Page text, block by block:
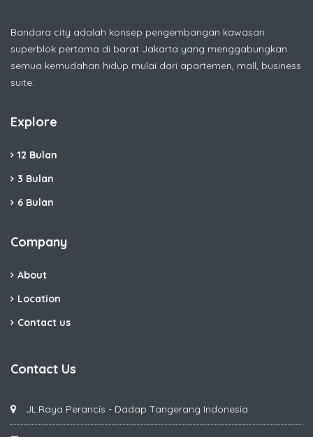
Bandara city adalah konsep pengembangan kawasan
superblok pertama di barat Jakarta yang menggabungkan
semua kemudahan hidup mulai dari apartemen, mall, business
suite.
Explore
12 Bulan
3 Bulan
6 Bulan
Company
About
Location
Contact us
Contact Us
JL.Raya Perancis - Dadap Tangerang Indonesia.